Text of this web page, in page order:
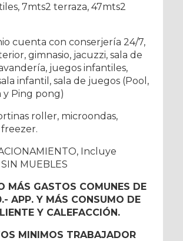
7mts2 terraza, 47mts2
cuenta con conserjería 24/7,
gimnasio, jacuzzi, sala de
juegos infantiles,
infantil, sala de juegos (Pool,
y Ping pong)
roller, microondas,
Incluye
MUEBLES
MÁS GASTOS COMUNES DE
APP. Y MÁS CONSUMO DE
Y CALEFACCIÓN.
MINIMOS TRABAJADOR